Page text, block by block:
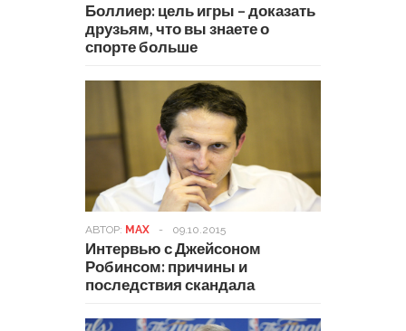
Боллиер: цель игры – доказать
друзьям, что вы знаете о
спорте больше
АВТОР: MAX - 09.10.2015
Интервью с Джейсоном
Робинсом: причины и
последствия скандала